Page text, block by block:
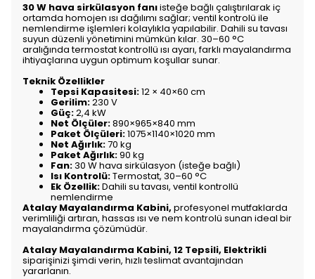
30 W hava sirkülasyon fanıisteğe bağlı çalıştırılarak iç
ortamda homojen ısı dağılımı sağlar; ventil kontrolü ile
nemlendirme işlemleri kolaylıkla yapılabilir. Dahili su tavası
suyun düzenli yönetimini mümkün kılar. 30–60 °C
aralığında termostat kontrollü ısı ayarı, farklı mayalandırma
ihtiyaçlarına uygun optimum koşullar sunar.
Teknik Özellikler
Tepsi Kapasitesi:12 × 40×60 cm
Gerilim:230 V
Güç:2,4 kW
Net Ölçüler:890×965×840 mm
Paket Ölçüleri:1075×1140×1020 mm
Net Ağırlık:70 kg
Paket Ağırlık:90 kg
Fan:30 W hava sirkülasyon (isteğe bağlı)
Isı Kontrolü:Termostat, 30–60 °C
Ek Özellik:Dahili su tavası, ventil kontrollü
nemlendirme
Atalay Mayalandırma Kabini, profesyonel mutfaklarda
verimliliği artıran, hassas ısı ve nem kontrolü sunan ideal bir
mayalandırma çözümüdür.
Atalay Mayalandırma Kabini, 12 Tepsili, Elektrikli
siparişinizi şimdi verin, hızlı teslimat avantajından
yararlanın.